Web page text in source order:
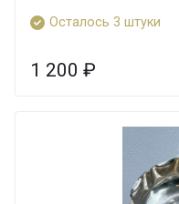
Осталось 3 штуки
1 200 ₽